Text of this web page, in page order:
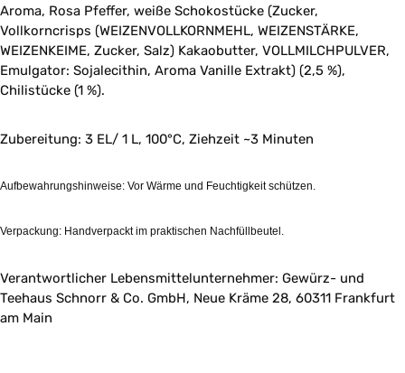
Aroma, Rosa Pfeffer, weiße Schokostücke (Zucker,
Vollkorncrisps (WEIZENVOLLKORNMEHL, WEIZENSTÄRKE,
WEIZENKEIME, Zucker, Salz) Kakaobutter, VOLLMILCHPULVER,
Emulgator: Sojalecithin, Aroma Vanille Extrakt) (2,5 %),
Chilistücke (1 %).
Zubereitung: 3 EL/ 1 L, 100°C, Ziehzeit ~3 Minuten
Aufbewahrungshinweise: Vor Wärme und Feuchtigkeit schützen.
Verpackung: Handverpackt im praktischen Nachfüllbeutel.
Verantwortlicher Lebensmittelunternehmer: Gewürz- und
Teehaus Schnorr & Co. GmbH, Neue Kräme 28, 60311 Frankfurt
am Main